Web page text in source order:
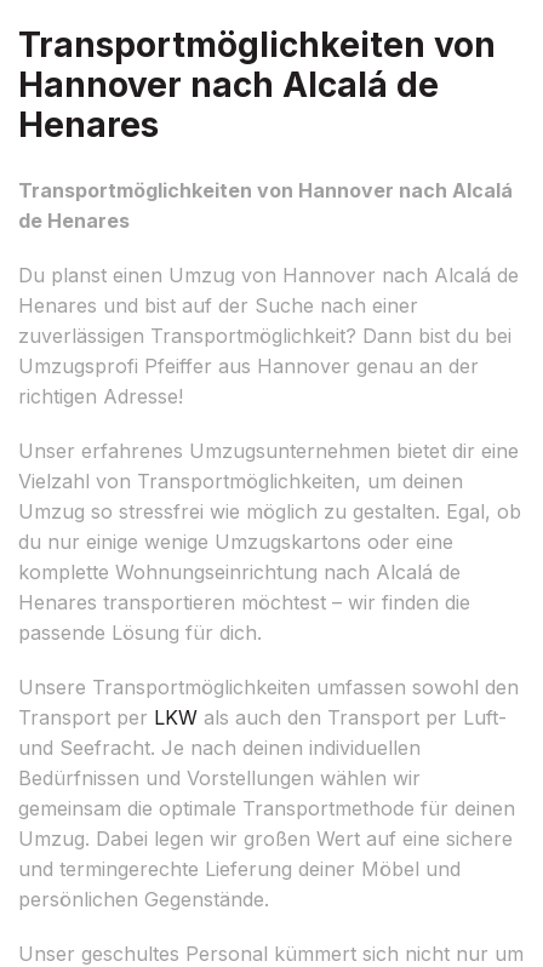
Transportmöglichkeiten von
Hannover nach Alcalá de
Henares
Transportmöglichkeiten von Hannover nach Alcalá
de Henares
Du planst einen Umzug von Hannover nach Alcalá de
Henares und bist auf der Suche nach einer
zuverlässigen Transportmöglichkeit? Dann bist du bei
Umzugsprofi Pfeiffer aus Hannover genau an der
richtigen Adresse!
Unser erfahrenes Umzugsunternehmen bietet dir eine
Vielzahl von Transportmöglichkeiten, um deinen
Umzug so stressfrei wie möglich zu gestalten. Egal, ob
du nur einige wenige Umzugskartons oder eine
komplette Wohnungseinrichtung nach Alcalá de
Henares transportieren möchtest – wir finden die
passende Lösung für dich.
Unsere Transportmöglichkeiten umfassen sowohl den
Transport per LKW als auch den Transport per Luft-
und Seefracht. Je nach deinen individuellen
Bedürfnissen und Vorstellungen wählen wir
gemeinsam die optimale Transportmethode für deinen
Umzug. Dabei legen wir großen Wert auf eine sichere
und termingerechte Lieferung deiner Möbel und
persönlichen Gegenstände.
Unser geschultes Personal kümmert sich nicht nur um